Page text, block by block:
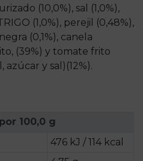
(10,0%), sal (1,0%),
(1,0%), perejil (0,48%),
(0,1%), canela
(39%) y tomate frito
azúcar y sal)(12%).
100,0 g
476 kJ / 114 kcal